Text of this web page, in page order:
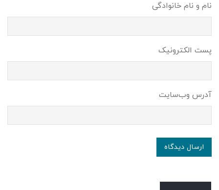
نام و نام خانوادگی
پست الکترونیک
آدرس وب‌سایت
ارسال دیدگاه